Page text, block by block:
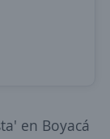
en Boyacá